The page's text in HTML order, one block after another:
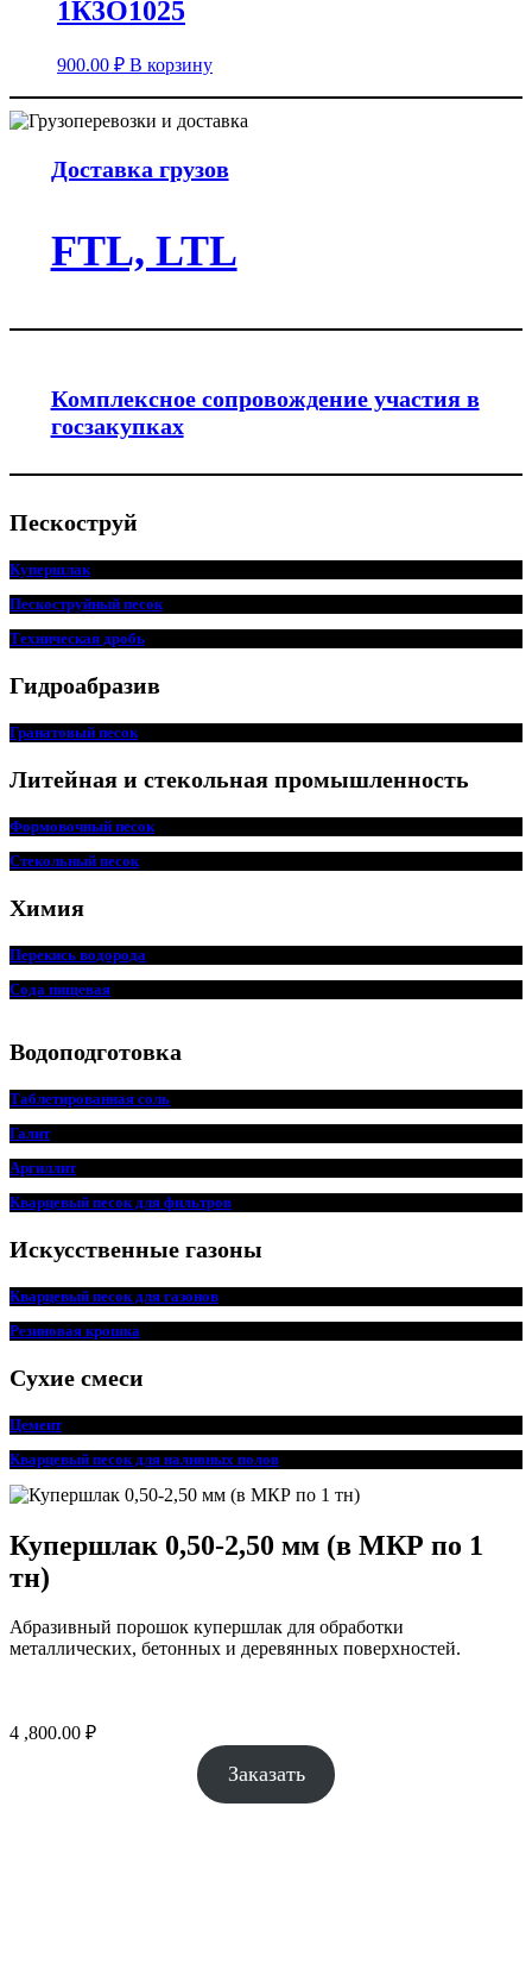
1К3О1025
900.00 ₽ В корзину
Доставка грузов
FTL, LTL
Комплексное сопровождение участия в
госзакупках
Пескоструй
Купершлак
Пескоструйный песок
Техническая дробь
Гидроабразив
Гранатовый песок
Литейная и стекольная промышленность
Формовочный песок
Стекольный песок
Химия
Перекись водорода
Сода пищевая
Водоподготовка
Таблетированная соль
Галит
Аргиллит
Кварцевый песок для фильтров
Искусственные газоны
Кварцевый песок для газонов
Резиновая крошка
Сухие смеси
Цемент
Кварцевый песок для наливных полов
Купершлак 0,50-2,50 мм (в МКР по 1
тн)
Абразивный порошок купершлак для обработки
металлических, бетонных и деревянных поверхностей.
4 ,800.00 ₽
Заказать